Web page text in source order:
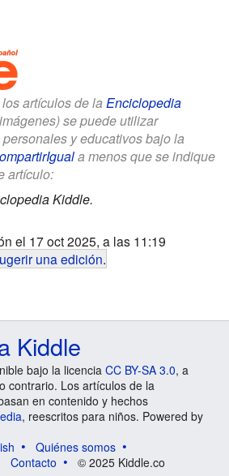
artículos de la Enciclopedia
se puede utilizar
y educativos bajo la
a menos que se indique
artículo:
Kiddle.
el 17 oct 2025, a las 11:19
una edición.
Kiddle
bajo la licencia CC BY-SA 3.0, a
contrario. Los artículos de la
en contenido y hechos
, reescritos para niños. Powered by
Quiénes somos
Contacto © 2025 Kiddle.co